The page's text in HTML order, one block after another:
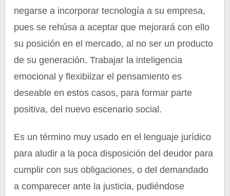
negarse a incorporar tecnología a su empresa,
pues se rehúsa a aceptar que mejorará con ello
su posición en el mercado, al no ser un producto
de su generación. Trabajar la inteligencia
emocional y flexibiizar el pensamiento es
deseable en estos casos, para formar parte
positiva, del nuevo escenario social.
Es un término muy usado en el lenguaje jurídico
para aludir a la poca disposición del deudor para
cumplir con sus obligaciones, o del demandado
a comparecer ante la justicia, pudiéndose